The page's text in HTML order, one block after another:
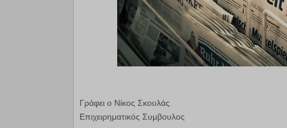
Γράφει ο Νίκος Σκουλάς
Επιχειρηματικός Συμβουλος